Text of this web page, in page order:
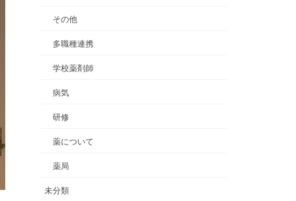
その他
多職種連携
学校薬剤師
病気
研修
薬について
薬局
未分類